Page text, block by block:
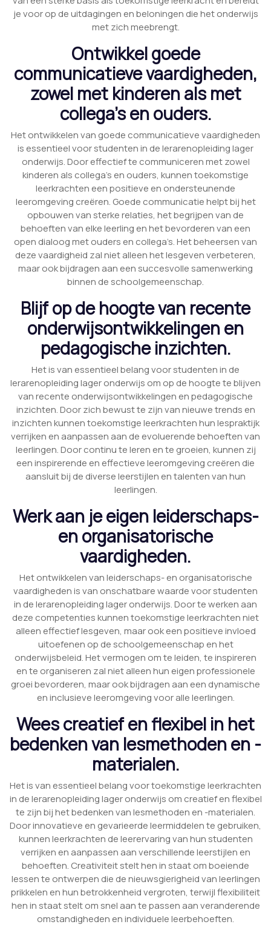
je voor op de uitdagingen en beloningen die het onderwijs
met zich meebrengt.
Ontwikkel goede
communicatieve vaardigheden,
zowel met kinderen als met
collega’s en ouders.
Het ontwikkelen van goede communicatieve vaardigheden
is essentieel voor studenten in de lerarenopleiding lager
onderwijs. Door effectief te communiceren met zowel
kinderen als collega’s en ouders, kunnen toekomstige
leerkrachten een positieve en ondersteunende
leeromgeving creëren. Goede communicatie helpt bij het
opbouwen van sterke relaties, het begrijpen van de
behoeften van elke leerling en het bevorderen van een
open dialoog met ouders en collega’s. Het beheersen van
deze vaardigheid zal niet alleen het lesgeven verbeteren,
maar ook bijdragen aan een succesvolle samenwerking
binnen de schoolgemeenschap.
Blijf op de hoogte van recente
onderwijsontwikkelingen en
pedagogische inzichten.
Het is van essentieel belang voor studenten in de
lerarenopleiding lager onderwijs om op de hoogte te blijven
van recente onderwijsontwikkelingen en pedagogische
inzichten. Door zich bewust te zijn van nieuwe trends en
inzichten kunnen toekomstige leerkrachten hun lespraktijk
verrijken en aanpassen aan de evoluerende behoeften van
leerlingen. Door continu te leren en te groeien, kunnen zij
een inspirerende en effectieve leeromgeving creëren die
aansluit bij de diverse leerstijlen en talenten van hun
leerlingen.
Werk aan je eigen leiderschaps-
en organisatorische
vaardigheden.
Het ontwikkelen van leiderschaps- en organisatorische
vaardigheden is van onschatbare waarde voor studenten
in de lerarenopleiding lager onderwijs. Door te werken aan
deze competenties kunnen toekomstige leerkrachten niet
alleen effectief lesgeven, maar ook een positieve invloed
uitoefenen op de schoolgemeenschap en het
onderwijsbeleid. Het vermogen om te leiden, te inspireren
en te organiseren zal niet alleen hun eigen professionele
groei bevorderen, maar ook bijdragen aan een dynamische
en inclusieve leeromgeving voor alle leerlingen.
Wees creatief en flexibel in het
bedenken van lesmethoden en -
materialen.
Het is van essentieel belang voor toekomstige leerkrachten
in de lerarenopleiding lager onderwijs om creatief en flexibel
te zijn bij het bedenken van lesmethoden en -materialen.
Door innovatieve en gevarieerde leermiddelen te gebruiken,
kunnen leerkrachten de leerervaring van hun studenten
verrijken en aanpassen aan verschillende leerstijlen en
behoeften. Creativiteit stelt hen in staat om boeiende
lessen te ontwerpen die de nieuwsgierigheid van leerlingen
prikkelen en hun betrokkenheid vergroten, terwijl flexibiliteit
hen in staat stelt om snel aan te passen aan veranderende
omstandigheden en individuele leerbehoeften.